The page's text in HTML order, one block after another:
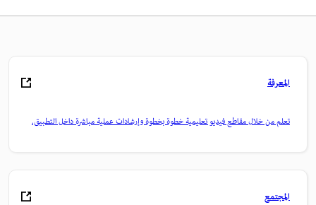
المعرفة
تعلم من خلال مقاطع فيديو تعليمية خطوة بخطوة وإرشادات عملية مباشرة داخل التطبيق.
المجتمع